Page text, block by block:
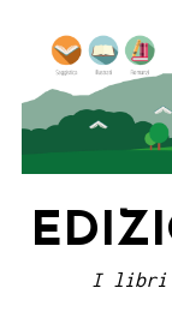
content
I libri